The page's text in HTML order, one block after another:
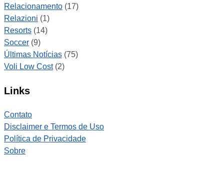
Relacionamento (17)
Relazioni (1)
Resorts (14)
Soccer (9)
Últimas Notícias (75)
Voli Low Cost(2)
Links
Contato
Disclaimer e Termos de Uso
Política de Privacidade
Sobre